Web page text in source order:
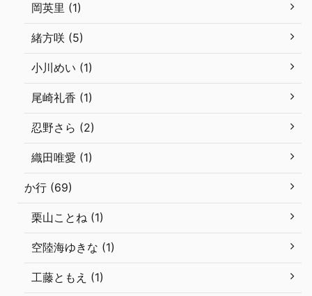
岡英里 (1)
緒方咲 (5)
小川めい (1)
尾崎礼香 (1)
忍野さら (2)
織田唯愛 (1)
か行 (69)
栗山ことね (1)
空陸海ゆきな (1)
工藤ともえ (1)